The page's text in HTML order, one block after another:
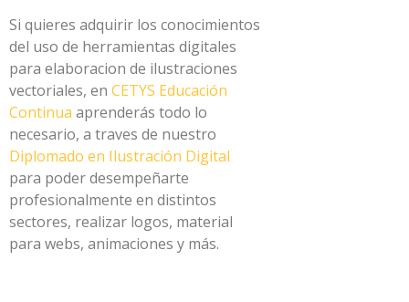
Si quieres adquirir los conocimientos
del uso de herramientas digitales
para elaboracion de ilustraciones
vectoriales, en CETYS Educación
Continua aprenderás todo lo
necesario, a traves de nuestro
Diplomado en Ilustración Digital
para poder desempeñarte
profesionalmente en distintos
sectores, realizar logos, material
para webs, animaciones y más.